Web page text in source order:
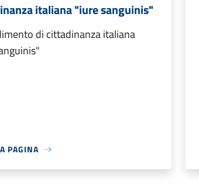
italiana "iure sanguinis"
di cittadinanza italiana
PAGINA